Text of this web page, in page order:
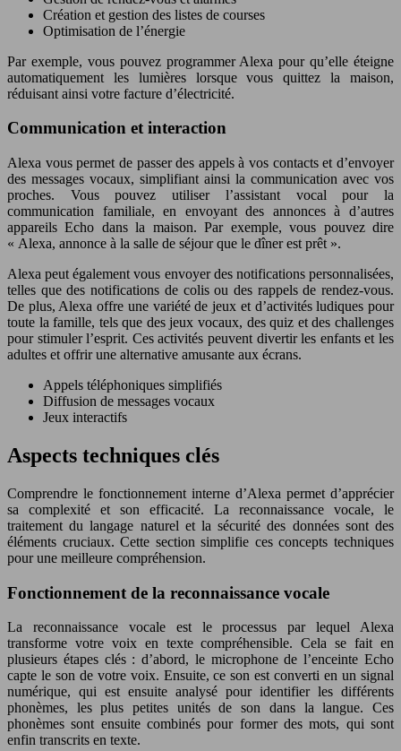
Création et gestion des listes de courses
Optimisation de l’énergie
Par exemple, vous pouvez programmer Alexa pour qu’elle éteigne
automatiquement les lumières lorsque vous quittez la maison,
réduisant ainsi votre facture d’électricité.
Communication et interaction
Alexa vous permet de passer des appels à vos contacts et d’envoyer
des messages vocaux, simplifiant ainsi la communication avec vos
proches. Vous pouvez utiliser l’assistant vocal pour la
communication familiale, en envoyant des annonces à d’autres
appareils Echo dans la maison. Par exemple, vous pouvez dire
« Alexa, annonce à la salle de séjour que le dîner est prêt ».
Alexa peut également vous envoyer des notifications personnalisées,
telles que des notifications de colis ou des rappels de rendez-vous.
De plus, Alexa offre une variété de jeux et d’activités ludiques pour
toute la famille, tels que des jeux vocaux, des quiz et des challenges
pour stimuler l’esprit. Ces activités peuvent divertir les enfants et les
adultes et offrir une alternative amusante aux écrans.
Appels téléphoniques simplifiés
Diffusion de messages vocaux
Jeux interactifs
Aspects techniques clés
Comprendre le fonctionnement interne d’Alexa permet d’apprécier
sa complexité et son efficacité. La reconnaissance vocale, le
traitement du langage naturel et la sécurité des données sont des
éléments cruciaux. Cette section simplifie ces concepts techniques
pour une meilleure compréhension.
Fonctionnement de la reconnaissance vocale
La reconnaissance vocale est le processus par lequel Alexa
transforme votre voix en texte compréhensible. Cela se fait en
plusieurs étapes clés : d’abord, le microphone de l’enceinte Echo
capte le son de votre voix. Ensuite, ce son est converti en un signal
numérique, qui est ensuite analysé pour identifier les différents
phonèmes, les plus petites unités de son dans la langue. Ces
phonèmes sont ensuite combinés pour former des mots, qui sont
enfin transcrits en texte.